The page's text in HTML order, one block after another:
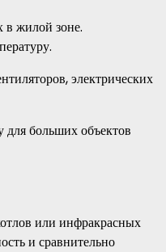
в жилой зоне.
электрических
для больших объектов
или инфракрасных
и сравнительно